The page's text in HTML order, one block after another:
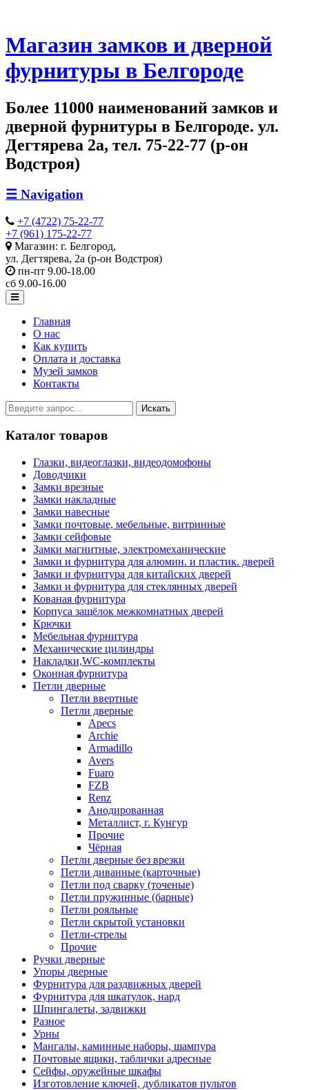
Магазин замков и дверной
фурнитуры в Белгороде
Более 11000 наименований замков и
дверной фурнитуры в Белгороде. ул.
Дегтярева 2а, тел. 75-22-77 (р-он
Водстроя)
☰ Navigation
+7 (4722) 75-22-77
+7 (961) 175-22-77
Магазин: г. Белгород,
ул. Дегтярева, 2а (р-он Водстроя)
пн-пт 9.00-18.00
сб 9.00-16.00
Главная
О нас
Как купить
Оплата и доставка
Музей замков
Контакты
Каталог товаров
Глазки, видеоглазки, видеодомофоны
Доводчики
Замки врезные
Замки накладные
Замки навесные
Замки почтовые, мебельные, витринные
Замки сейфовые
Замки магнитные, электромеханические
Замки и фурнитура для алюмин. и пластик. дверей
Замки и фурнитура для китайских дверей
Замки и фурнитура для стеклянных дверей
Кованая фурнитура
Корпуса защёлок межкомнатных дверей
Крючки
Мебельная фурнитура
Механические цилиндры
Накладки,WC-комплекты
Оконная фурнитура
Петли дверные
Петли ввертные
Петли дверные
Apecs
Archie
Armadillo
Avers
Fuaro
FZB
Renz
Анодированная
Металлист, г. Кунгур
Прочие
Чёрная
Петли дверные без врезки
Петли диванные (карточные)
Петли под сварку (точеные)
Петли пружинные (барные)
Петли рояльные
Петли скрытой установки
Петли-стрелы
Прочие
Ручки дверные
Упоры дверные
Фурнитура для раздвижных дверей
Фурнитура для шкатулок, нард
Шпингалеты, задвижки
Разное
Урны
Мангалы, каминные наборы, шампура
Почтовые ящики, таблички адресные
Сейфы, оружейные шкафы
Изготовление ключей, дубликатов пультов